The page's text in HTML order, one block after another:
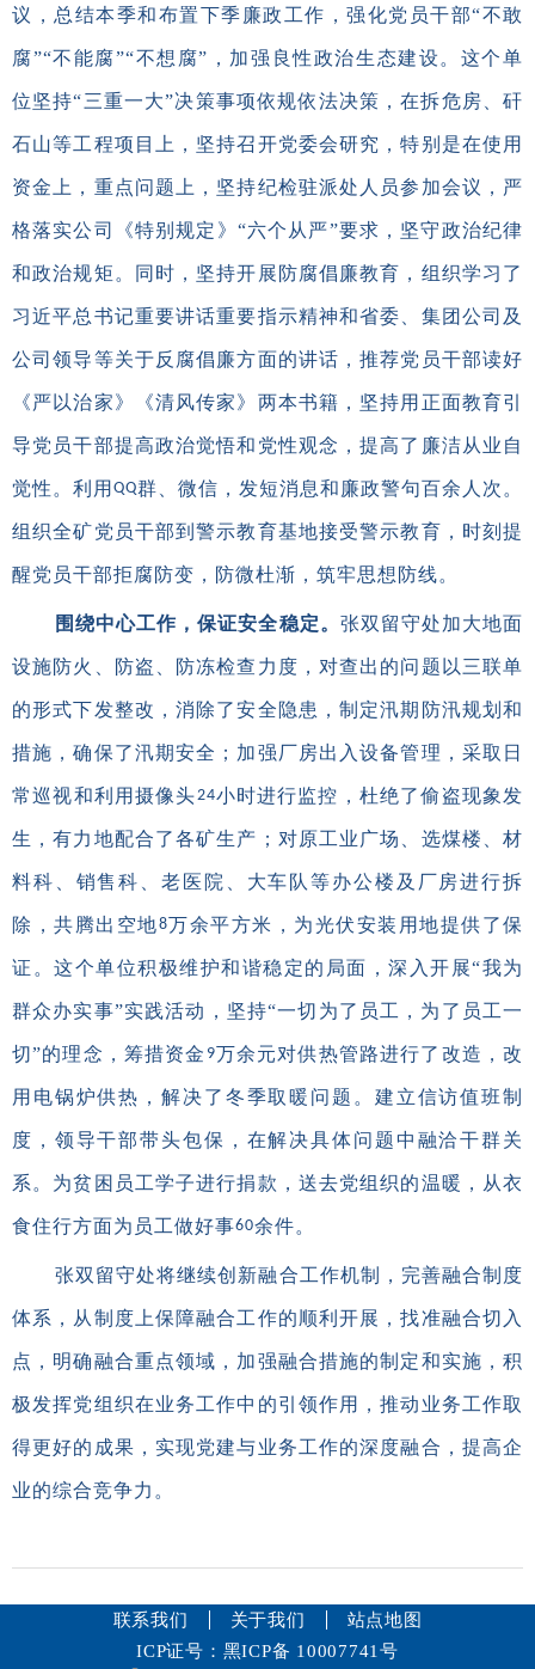
议，总结本季和布置下季廉政工作，强化党员干部“不敢
腐”“不能腐”“不想腐”，加强良性政治生态建设。这个单
位坚持“三重一大”决策事项依规依法决策，在拆危房、矸
石山等工程项目上，坚持召开党委会研究，特别是在使用
资金上，重点问题上，坚持纪检驻派处人员参加会议，严
格落实公司《特别规定》“六个从严”要求，坚守政治纪律
和政治规矩。同时，坚持开展防腐倡廉教育，组织学习了
习近平总书记重要讲话重要指示精神和省委、集团公司及
公司领导等关于反腐倡廉方面的讲话，推荐党员干部读好
《严以治家》《清风传家》两本书籍，坚持用正面教育引
导党员干部提高政治觉悟和党性观念，提高了廉洁从业自
觉性。利用 QQ群、微信，发短消息和廉政警句百余人次。
组织全矿党员干部到警示教育基地接受警示教育，时刻提
醒党员干部拒腐防变，防微杜渐，筑牢思想防线。
围绕中心工作，保证安全稳定。 张双留守处加大地面
设施防火、防盗、防冻检查力度，对查出的问题以三联单
的形式下发整改，消除了安全隐患，制定汛期防汛规划和
措施，确保了汛期安全；加强厂房出入设备管理，采取日
常巡视和利用摄像头24小时进行监控，杜绝了偷盗现象发
生，有力地配合了各矿生产；对原工业广场、选煤楼、材
料科、销售科、老医院、大车队等办公楼及厂房进行拆
除，共腾出空地8万余平方米，为光伏安装用地提供了保
证。这个单位积极维护和谐稳定的局面，深入开展“我为
群众办实事”实践活动，坚持“一切为了员工，为了员工一
切”的理念，筹措资金 9万余元对供热管路进行了改造，改
用电锅炉供热，解决了冬季取暖问题。建立信访值班制
度，领导干部带头包保，在解决具体问题中融洽干群关
系。为贫困员工学子进行捐款，送去党组织的温暖，从衣
食住行方面为员工做好事60余件。
张双留守处将继续创新融合工作机制，完善融合制度
体系，从制度上保障融合工作的顺利开展，找准融合切入
点，明确融合重点领域，加强融合措施的制定和实施，积
极发挥党组织在业务工作中的引领作用，推动业务工作取
得更好的成果，实现党建与业务工作的深度融合，提高企
业的综合竞争力。
联系我们 关于我们
站点地图
ICP证号：黑ICP备 10007741号